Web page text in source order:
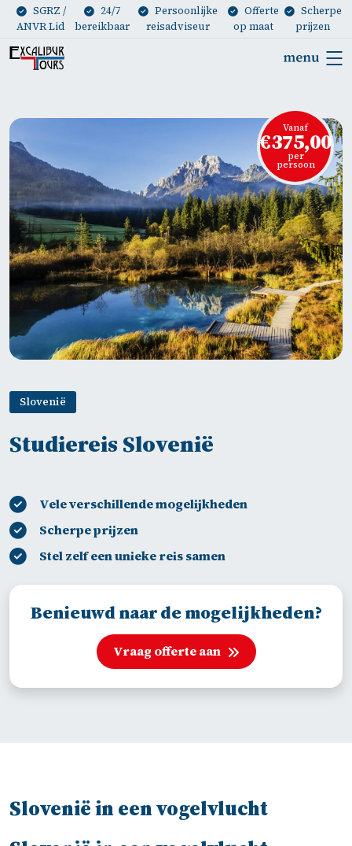
SGRZ /
ANVR Lid
24/7
bereikbaar
Persoonlijke
reisadviseur
Offerte
op maat
Scherpe
prijzen
Vanaf
€375,00
per
persoon
Slovenië
Studiereis Slovenië
Vele verschillende mogelijkheden
Scherpe prijzen
Stel zelf een unieke reis samen
Benieuwd naar de mogelijkheden?
Vraag offerte aan
Slovenië in een vogelvlucht